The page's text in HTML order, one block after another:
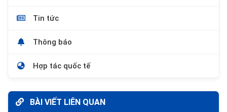
Tin tức
Thông báo
Hợp tác quốc tế
BÀI VIẾT LIÊN QUAN